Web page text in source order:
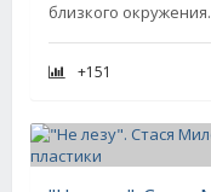
близкого окружения.
+151